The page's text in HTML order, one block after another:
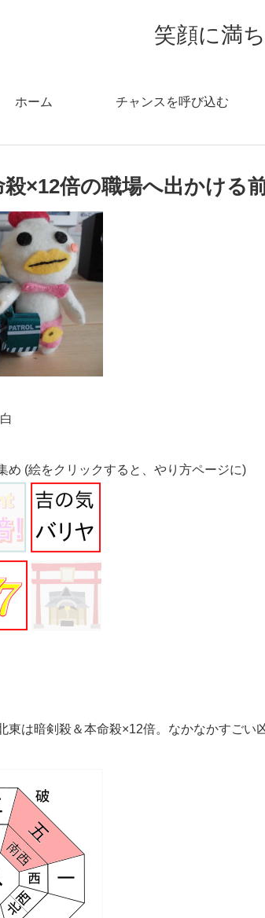
笑顔に満
ホーム チャンスを呼び込む
殺×12倍の職場へ出かける
め (絵をクリックすると、やり方ページに)
東は暗剣殺＆本命殺×12倍。なかなかすごい